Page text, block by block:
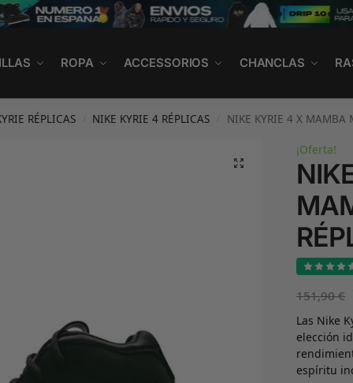
ROPA ACCESSORIOS CHANCLAS
RÉPLICAS NIKE KYRIE 4 RÉPLICAS NIKE KYRIE 4 X MAMBA
¡Oferta!
151,90€
Las Nike
elección
espíritu